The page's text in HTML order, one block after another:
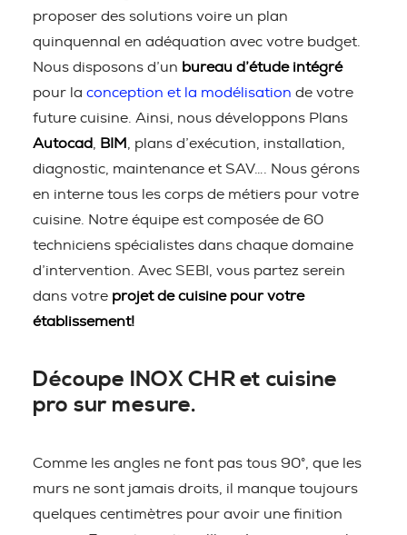
proposer des solutions voire un plan
quinquennal en adéquation avec votre budget.
Nous disposons d’un bureau d’étude intégré
pour la conception et la modélisation de votre
future cuisine. Ainsi, nous développons Plans
Autocad
BIM
, plans d’exécution, installation,
diagnostic, maintenance et SAV…. Nous gérons
en interne tous les corps de métiers pour votre
cuisine. Notre équipe est composée de 60
techniciens spécialistes dans chaque domaine
d’intervention. Avec SEBI, vous partez serein
dans votre projet de cuisine pour votre
établissement!
Découpe INOX CHR et cuisine
pro sur mesure.
Comme les angles ne font pas tous 90°, que les
murs ne sont jamais droits, il manque toujours
quelques centimètres pour avoir une finition